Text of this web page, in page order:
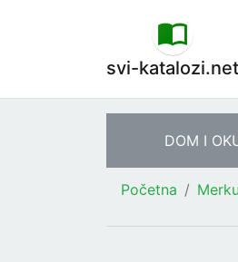
svi-katalozi.net
DOM I
Početna